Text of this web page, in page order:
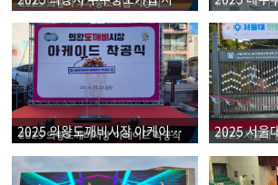
2025 의왕도깨비시장 아케이드 착공식